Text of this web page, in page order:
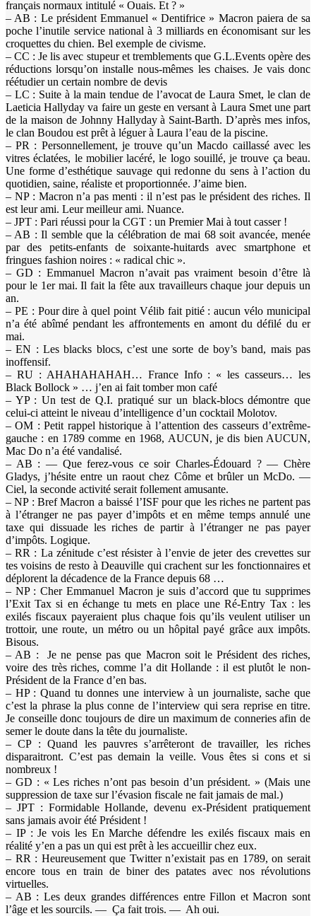
français normaux intitulé « Ouais. Et ? »
– AB : Le président Emmanuel « Dentifrice » Macron paiera de sa
poche l’inutile service national à 3 milliards en économisant sur les
croquettes du chien. Bel exemple de civisme.
– CC : Je lis avec stupeur et tremblements que G.L.Events opère des
réductions lorsqu’on installe nous-mêmes les chaises. Je vais donc
réétudier un certain nombre de devis
– LC : Suite à la main tendue de l’avocat de Laura Smet, le clan de
Laeticia Hallyday va faire un geste en versant à Laura Smet une part
de la maison de Johnny Hallyday à Saint-Barth. D’après mes infos,
le clan Boudou est prêt à léguer à Laura l’eau de la piscine.
– PR : Personnellement, je trouve qu’un Macdo caillassé avec les
vitres éclatées, le mobilier lacéré, le logo souillé, je trouve ça beau.
Une forme d’esthétique sauvage qui redonne du sens à l’action du
quotidien, saine, réaliste et proportionnée. J’aime bien.
– NP : Macron n’a pas menti : il n’est pas le président des riches. Il
est leur ami. Leur meilleur ami. Nuance.
– JPT : Pari réussi pour la CGT : un Premier Mai à tout casser !
– AB : Il semble que la célébration de mai 68 soit avancée, menée
par des petits-enfants de soixante-huitards avec smartphone et
fringues fashion noires : « radical chic ».
– GD : Emmanuel Macron n’avait pas vraiment besoin d’être là
pour le 1er mai. Il fait la fête aux travailleurs chaque jour depuis un
an.
– PE : Pour dire à quel point Vélib fait pitié : aucun vélo municipal
n’a été abîmé pendant les affrontements en amont du défilé du er
mai.
– EN : Les blacks blocs, c’est une sorte de boy’s band, mais pas
inoffensif.
– RU : AHAHAHAHAH… France Info : « les casseurs… les
Black Bollock » … j’en ai fait tomber mon café
– YP : Un test de Q.I. pratiqué sur un black-blocs démontre que
celui-ci atteint le niveau d’intelligence d’un cocktail Molotov.
– OM : Petit rappel historique à l’attention des casseurs d’extrême-
gauche : en 1789 comme en 1968, AUCUN, je dis bien AUCUN,
Mac Do n’a été vandalisé.
– AB : — Que ferez-vous ce soir Charles-Édouard ? — Chère
Gladys, j’hésite entre un raout chez Côme et brûler un McDo. —
Ciel, la seconde activité serait follement amusante.
– NP : Bref Macron a baissé l’ISF pour que les riches ne partent pas
à l’étranger ne pas payer d’impôts et en même temps annulé une
taxe qui dissuade les riches de partir à l’étranger ne pas payer
d’impôts. Logique.
– RR : La zénitude c’est résister à l’envie de jeter des crevettes sur
tes voisins de resto à Deauville qui crachent sur les fonctionnaires et
déplorent la décadence de la France depuis 68 …
– NP : Cher Emmanuel Macron je suis d’accord que tu supprimes
l’Exit Tax si en échange tu mets en place une Ré-Entry Tax : les
exilés fiscaux payeraient plus chaque fois qu’ils veulent utiliser un
trottoir, une route, un métro ou un hôpital payé grâce aux impôts.
Bisous.
– AB : Je ne pense pas que Macron soit le Président des riches,
voire des très riches, comme l’a dit Hollande : il est plutôt le non-
Président de la France d’en bas.
– HP : Quand tu donnes une interview à un journaliste, sache que
c’est la phrase la plus conne de l’interview qui sera reprise en titre.
Je conseille donc toujours de dire un maximum de conneries afin de
semer le doute dans la tête du journaliste.
– CP : Quand les pauvres s’arrêteront de travailler, les riches
disparaitront. C’est pas demain la veille. Vous êtes si cons et si
nombreux !
– GD : « Les riches n’ont pas besoin d’un président. » (Mais une
suppression de taxe sur l’évasion fiscale ne fait jamais de mal.)
– JPT : Formidable Hollande, devenu ex-Président pratiquement
sans jamais avoir été Président !
– IP : Je vois les En Marche défendre les exilés fiscaux mais en
réalité y’en a pas un qui est prêt à les accueillir chez eux.
– RR : Heureusement que Twitter n’existait pas en 1789, on serait
encore tous en train de biner des patates avec nos révolutions
virtuelles.
– AB : Les deux grandes différences entre Fillon et Macron sont
l’âge et les sourcils. — Ça fait trois. — Ah oui.